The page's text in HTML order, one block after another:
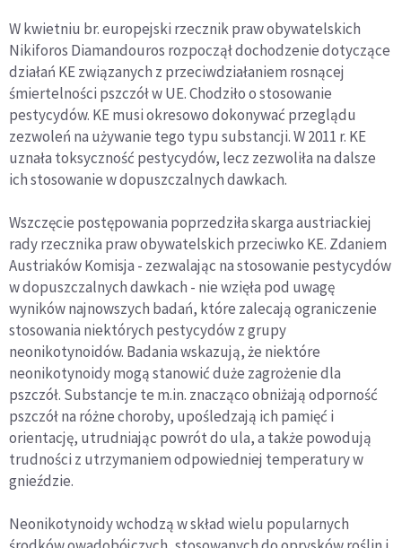
W kwietniu br. europejski rzecznik praw obywatelskich
Nikiforos Diamandouros rozpoczął dochodzenie dotyczące
działań KE związanych z przeciwdziałaniem rosnącej
śmiertelności pszczół w UE. Chodziło o stosowanie
pestycydów. KE musi okresowo dokonywać przeglądu
zezwoleń na używanie tego typu substancji. W 2011 r. KE
uznała toksyczność pestycydów, lecz zezwoliła na dalsze
ich stosowanie w dopuszczalnych dawkach.
Wszczęcie postępowania poprzedziła skarga austriackiej
rady rzecznika praw obywatelskich przeciwko KE. Zdaniem
Austriaków Komisja - zezwalając na stosowanie pestycydów
w dopuszczalnych dawkach - nie wzięła pod uwagę
wyników najnowszych badań, które zalecają ograniczenie
stosowania niektórych pestycydów z grupy
neonikotynoidów. Badania wskazują, że niektóre
neonikotynoidy mogą stanowić duże zagrożenie dla
pszczół. Substancje te m.in. znacząco obniżają odporność
pszczół na różne choroby, upośledzają ich pamięć i
orientację, utrudniając powrót do ula, a także powodują
trudności z utrzymaniem odpowiedniej temperatury w
gnieździe.
Neonikotynoidy wchodzą w skład wielu popularnych